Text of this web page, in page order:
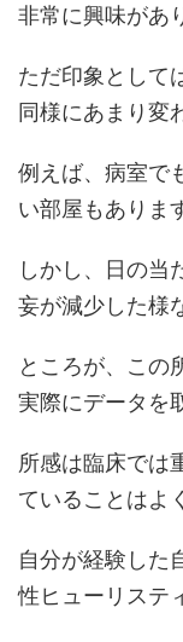
非常に興味があ
ただ印象として
同様にあまり変
例えば、病室で
い部屋もありま
しかし、日の当
妄が減少した様
ところが、この
実際にデータを
所感は臨床では
ていることはよ
自分が経験した
性ヒューリステ